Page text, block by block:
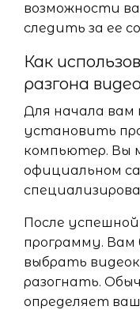
возможности
следить за ее
Как
разгона
Для начала
установить
компьютер. Вы
официальном
После
программу.
выбрать
разогнать.
определяет